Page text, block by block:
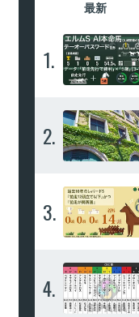
最新
1.
2.
3.
4.